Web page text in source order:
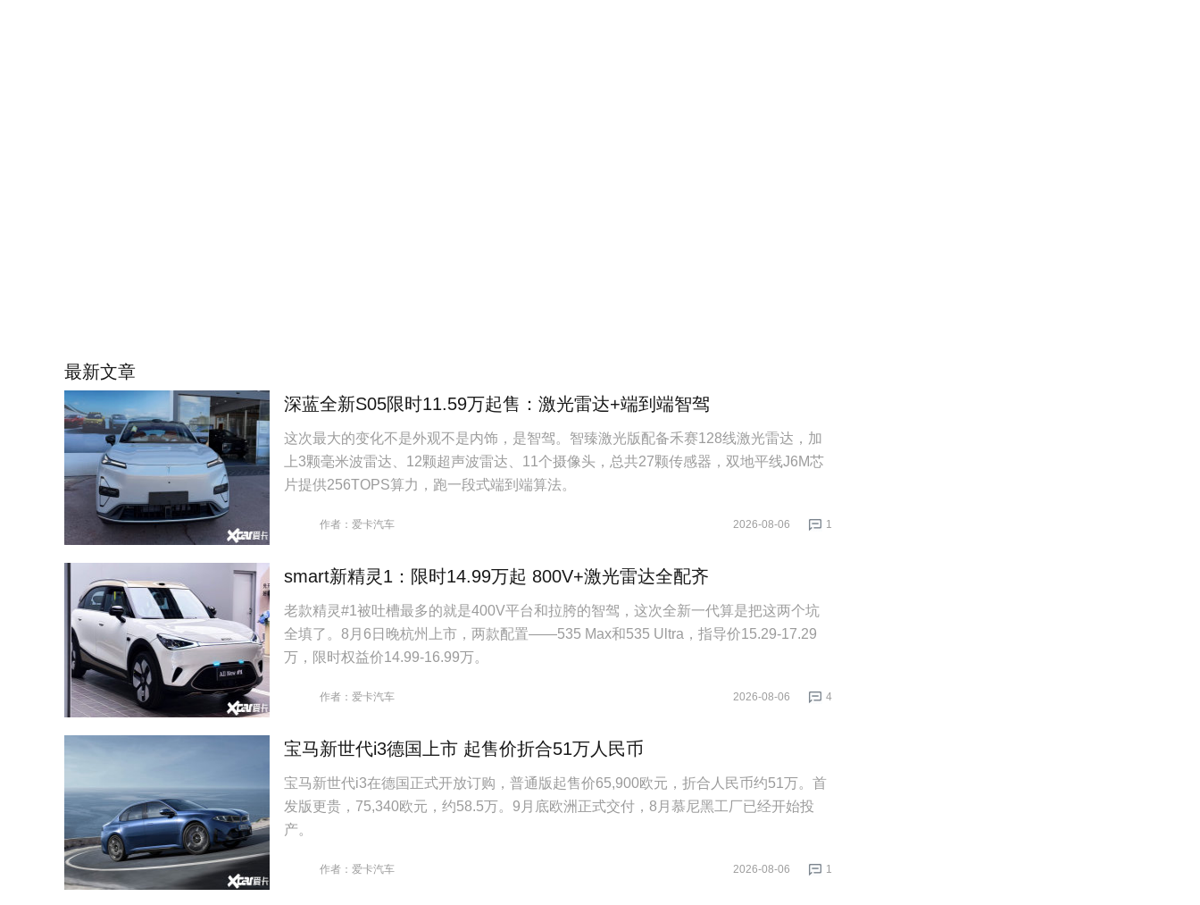
最新文章
深蓝全新S05限时11.59万起售：激光雷达+端到端智驾
这次最大的变化不是外观不是内饰，是智驾。智臻激光版配备禾赛128线激光雷达，加
上3颗毫米波雷达、12颗超声波雷达、11个摄像头，总共27颗传感器，双地平线J6M芯
片提供256TOPS算力，跑一段式端到端算法。
作者：爱卡汽车 1
2026-08-06
smart新精灵1：限时14.99万起 800V+激光雷达全配齐
老款精灵#1被吐槽最多的就是400V平台和拉胯的智驾，这次全新一代算是把这两个坑
全填了。8月6日晚杭州上市，两款配置——535 Max和535 Ultra，指导价15.29-17.29
万，限时权益价14.99-16.99万。
作者：爱卡汽车 4
2026-08-06
宝马新世代i3德国上市 起售价折合51万人民币
宝马新世代i3在德国正式开放订购，普通版起售价65,900欧元，折合人民币约51万。首
发版更贵，75,340欧元，约58.5万。9月底欧洲正式交付，8月慕尼黑工厂已经开始投
产。
作者：爱卡汽车 1
2026-08-06